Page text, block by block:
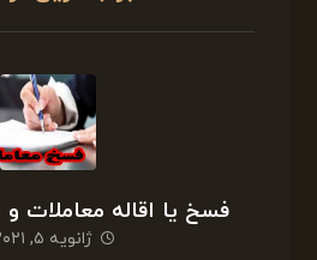
فسخ یا اقاله معاملات
ژانویه ۵, ۲۰۲۱